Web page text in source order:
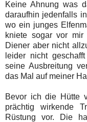
Keine Ahnung was
daraufhin jedenfalls
wo ein junges
kniete sogar vor
Diener aber nicht
leider nicht
seine Ausbreitung
das Mal auf meiner
Bevor ich die Hütte
prächtig wirkende
Rüstung vor. Die